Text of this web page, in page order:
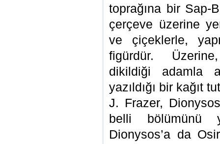
toprağına bir Sap-
çerçeve üzerine
ve çiçeklerle,
figürdür.
dikildiği adamla
yazıldığı bir kağıt
J. Frazer,
belli bölümünü
Dionysos’a da